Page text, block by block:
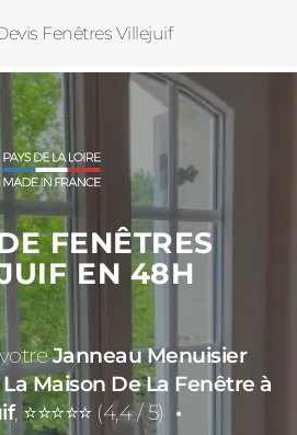
Fenêtres Villejuif
FENÊTRES
EN 48H
Janneau Menuisier
Maison De La Fenêtre à
, ⭐⭐⭐⭐⭐ (4,4 / 5)